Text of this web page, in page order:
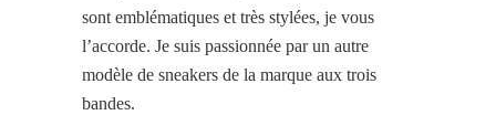
sont emblématiques et très stylées, je vous
l’accorde. Je suis passionnée par un autre
modèle de sneakers de la marque aux trois
bandes.